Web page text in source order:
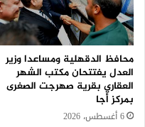
محافظ الدقهلية ومساعدا وزير
العدل يفتتحان مكتب الشهر
العقاري بقرية صهرجت الصغرى
بمركز أجا
6 أغسطس، 2026